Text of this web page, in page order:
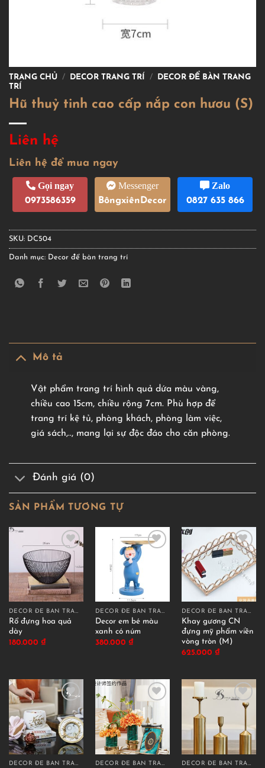
TRANG CHỦ / DECOR TRANG TRÍ /
DECOR ĐỂ BÀN TRANG
TRÍ
Hũ thuỷ tinh cao cấp nắp con hươu (S)
Liên hệ
Liên hệ để mua ngay
Gọi ngay
0973586359
Messenger
BôngxiênDecor
Zalo
0827 635 866
SKU: DC504
Danh mục: Decor để bàn trang trí
Mô tả
Vật phẩm trang trí hình quả dứa màu vàng,
chiều cao 15cm, chiều rộng 7cm. Phù hợp để
trang trí kệ tủ, phòng khách, phòng làm việc,
giá sách,.., mang lại sự độc đáo cho căn phòng.
Đánh giá (0)
SẢN PHẨM TƯƠNG TỰ
DECOR ĐỂ BÀN TRANG TRÍ
Rổ đựng hoa quả
dày
180.000 ₫
DECOR ĐỂ BÀN TRANG TRÍ
Decor em bé màu
xanh có núm
380.000 ₫
DECOR ĐỂ BÀN TRANG TRÍ
Khay gương CN
đựng mỹ phẩm viền
vòng tròn (M)
625.000 ₫
DECOR ĐỂ BÀN TRANG TRÍ DECOR ĐỂ BÀN TRANG TRÍ DECOR ĐỂ BÀN TRANG TRÍ